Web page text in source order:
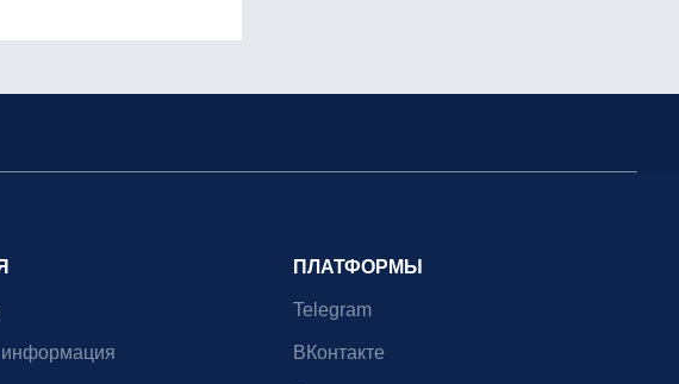
информация
ПЛАТФОРМЫ
Telegram
ВКонтакте